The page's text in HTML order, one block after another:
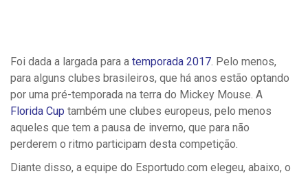
Foi dada a largada para a temporada 2017 . Pelo menos,
para alguns clubes brasileiros, que há anos estão optando
por uma pré-temporada na terra do Mickey Mouse. A
Florida Cup também une clubes europeus, pelo menos
aqueles que tem a pausa de inverno, que para não
perderem o ritmo participam desta competição.
Diante disso, a equipe do Esportudo.com elegeu, abaixo, o